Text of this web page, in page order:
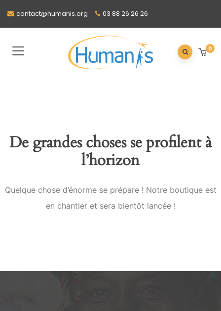
contact@humanis.org 03 88 26 26 26
0
De grandes choses se profilent à
l’horizon
Quelque chose d’énorme se prépare ! Notre boutique est
en chantier et sera bientôt lancée !